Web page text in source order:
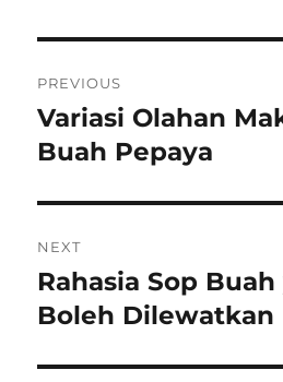
navigation
PREVIOUS
Previous
post:
Variasi Olahan
Buah Pepaya
NEXT
Next
post:
Rahasia Sop
Boleh Dilewatkan